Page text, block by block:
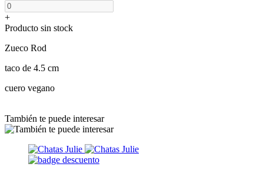
+
Producto sin stock
Zueco Rod
taco de 4.5 cm
cuero vegano
También te puede interesar